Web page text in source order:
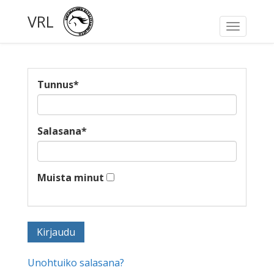
Toggle
VRL
Tunnus*
Salasana*
Muista minut
Unohtuiko salasana?